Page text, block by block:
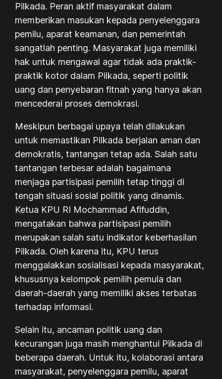
Pilkada. Peran aktif masyarakat dalam
memberikan masukan kepada penyelenggara
pemilu, aparat keamanan, dan pemerintah
sangatlah penting. Masyarakat juga memiliki
hak untuk mengawal agar tidak ada praktik-
praktik kotor dalam Pilkada, seperti politik
uang dan penyebaran fitnah yang hanya akan
mencederai proses demokrasi.
Meskipun berbagai upaya telah dilakukan
untuk memastikan Pilkada berjalan aman dan
demokratis, tantangan tetap ada. Salah satu
tantangan terbesar adalah bagaimana
menjaga partisipasi pemilih tetap tinggi di
tengah situasi sosial politik yang dinamis.
Ketua KPU RI Mochammad Afifuddin,
mengatakan bahwa partisipasi pemilih
merupakan salah satu indikator keberhasilan
Pilkada. Oleh karena itu, KPU terus
menggalakkan sosialisasi kepada masyarakat,
khususnya kelompok pemilih pemula dan
daerah-daerah yang memiliki akses terbatas
terhadap informasi.
Selain itu, ancaman politik uang dan
kecurangan juga masih menghantui Pilkada di
beberapa daerah. Untuk itu, kolaborasi antara
masyarakat, penyelenggara pemilu, aparat